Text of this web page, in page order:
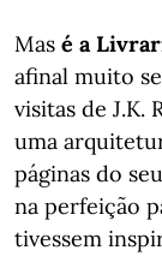
Mas é a
afinal muito
visitas de J.K.
uma
páginas do
na perfeição
tivessem